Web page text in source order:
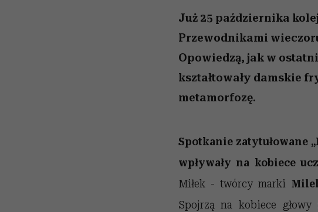
Już 25 października
Przewodnikami
Opowiedzą, jak w
kształtowały damskie
metamorfozę.
Spotkanie zatytułowane
wpływały na kobiece
Miłek - twórcy marki
Spojrzą na kobiece